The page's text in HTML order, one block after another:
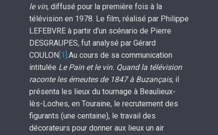
le vin, diffusé pour la première fois à la
télévision en 1978. Le film, réalisé par Philippe
LEFEBVRE à partir d’un scénario de Pierre
DESGRAUPES, fut analysé par Gérard
COULON [1] .Au cours de sa communication
intitulée Le Pain et le vin. Quand la télévision
raconte les émeutes de 1847 à Buzançais, il
présenta les lieux du tournage à Beaulieux-
lès-Loches, en Touraine, le recrutement des
figurants (une centaine), le travail des
décorateurs pour donner aux lieux un air